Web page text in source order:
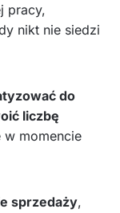
pracy,
nikt nie siedzi
do
liczbę
w momencie
sprzedaży,